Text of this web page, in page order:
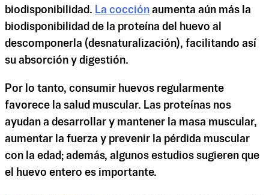
biodisponibilidad. La cocción aumenta aún más la
biodisponibilidad de la proteína del huevo al
descomponerla (desnaturalización), facilitando así
su absorción y digestión.
Por lo tanto, consumir huevos regularmente
favorece la salud muscular. Las proteínas nos
ayudan a desarrollar y mantener la masa muscular,
aumentar la fuerza y ​​prevenir la pérdida muscular
con la edad; además, algunos estudios sugieren que
el huevo entero es importante.